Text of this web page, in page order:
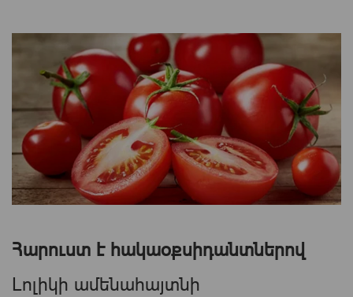
Հարուստ է հակաօքսիդանտներով
Լոլիկի ամենահայտնի